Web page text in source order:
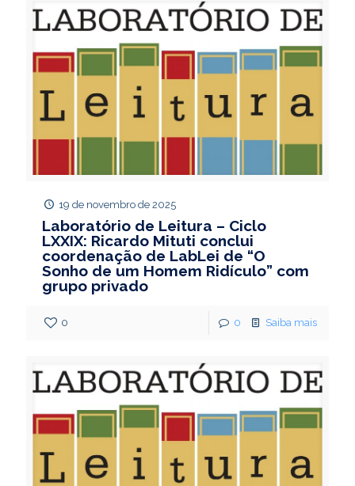
19 de novembro de 2025
Laboratório de Leitura – Ciclo
LXXIX: Ricardo Mituti conclui
coordenação de LabLei de “O
Sonho de um Homem Ridículo” com
grupo privado
0 0 Saiba mais